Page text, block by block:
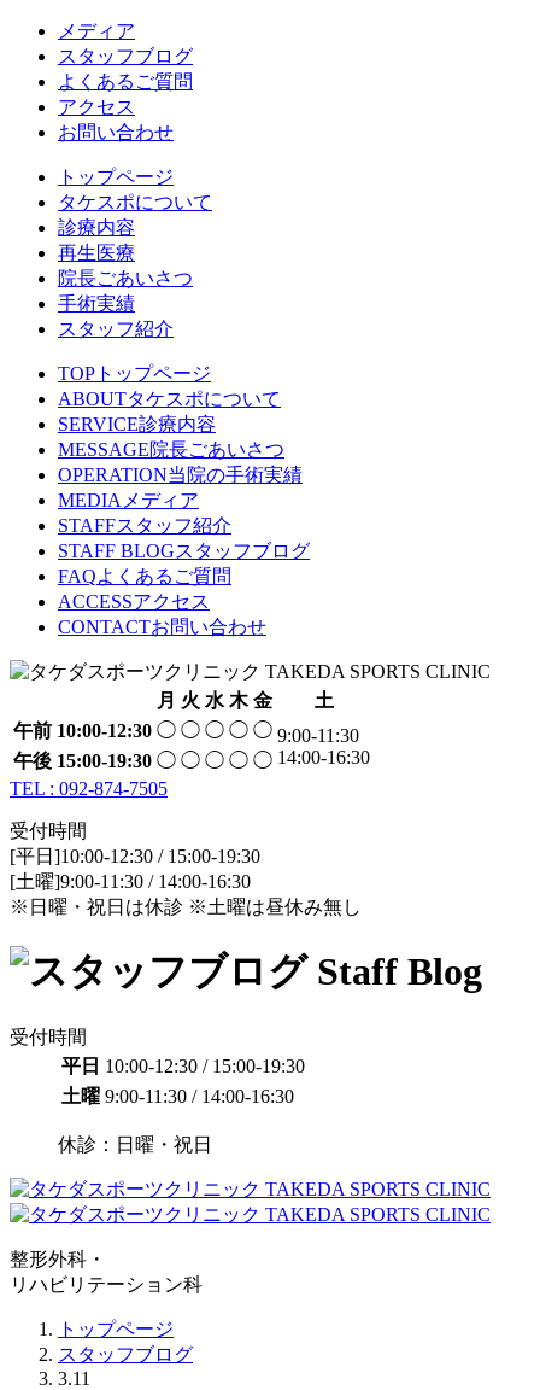
メディア
スタッフブログ
よくあるご質問
アクセス
お問い合わせ
トップページ
タケスポについて
診療内容
再生医療
院長ごあいさつ
手術実績
スタッフ紹介
TOP トップページ
ABOUTタケスポについて
SERVICE診療内容
MESSAGE院長ごあいさつ
OPERATION当院の手術実績
MEDIA メディア
STAFFスタッフ紹介
STAFF BLOGスタッフブログ
FAQよくあるご質問
ACCESSアクセス
CONTACTお問い合わせ
月 火 水 木 金
土
午前 10:00-12:30 ◯ ◯ ◯ ◯ ◯ 9:00-11:30
14:00-16:30
午後 15:00-19:30 ◯ ◯ ◯ ◯ ◯
TEL : 092-874-7505
受付時間
[平日]10:00-12:30 / 15:00-19:30
[土曜]9:00-11:30 / 14:00-16:30
※日曜・祝日は休診 ※土曜は昼休み無し
受付時間
平日 10:00-12:30 / 15:00-19:30
土曜 9:00-11:30 / 14:00-16:30
休診：日曜・祝日
整形外科・
リハビリテーション科
トップページ
スタッフブログ
3.11